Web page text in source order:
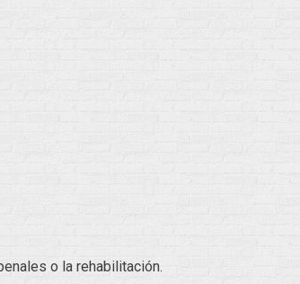
o la rehabilitación.